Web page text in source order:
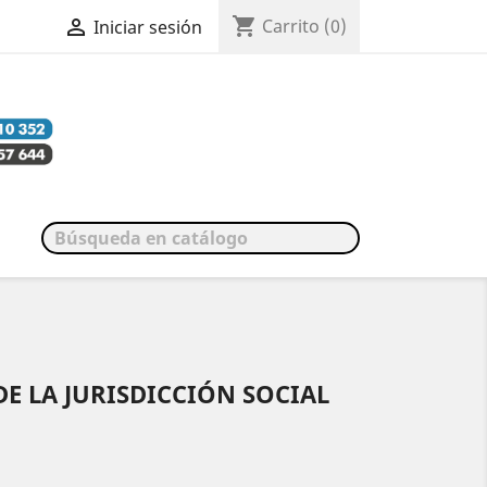
 Iniciar sesión shopping_cart Carrito (0)
LA JURISDICCIÓN SOCIAL